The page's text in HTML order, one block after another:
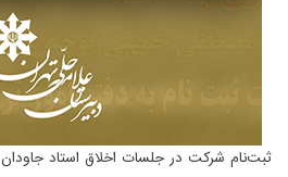
ثبت‌نام شرکت در جلسات اخلاق استاد جاودان